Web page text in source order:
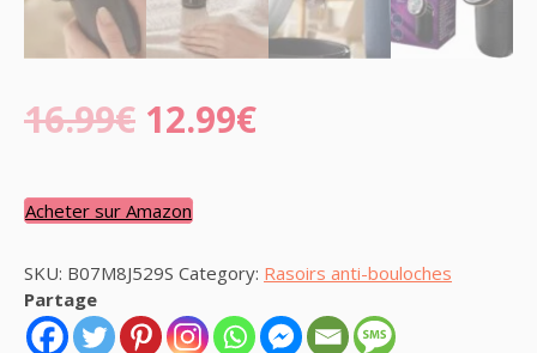
16.99€ 12.99€
Acheter sur Amazon
SKU: B07M8J529S Category: Rasoirs anti-bouloches
Partage